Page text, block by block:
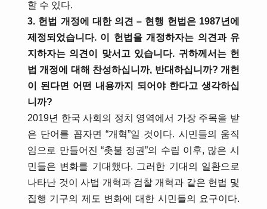
할 수 있다.
3. 헌법 개정에 대한 의견 – 현행 헌법은 1987년에
제정되었습니다. 이 헌법을 개정하자는 의견과 유
지하자는 의견이 맞서고 있습니다. 귀하께서는 헌
법 개정에 대해 찬성하십니까, 반대하십니까? 개헌
이 된다면 어떤 내용까지 되어야 한다고 생각하십
니까?
2019년 한국 사회의 정치 영역에서 가장 주목을 받
은 단어를 꼽자면 “개혁”일 것이다. 시민들의 움직
임으로 만들어진 “촛불 정권”의 수립 이후, 많은 시
민들은 변화를 기대했다. 그러한 기대의 일환으로
나타난 것이 사법 개혁과 검찰 개혁과 같은 헌법 및
집행 기구의 제도 변화에 대한 시민들의 요구이다.